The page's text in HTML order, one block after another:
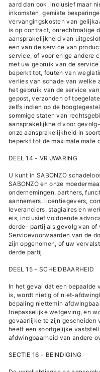
aard dan ook, inclusief maar
inkomsten, gemiste
vervangingskosten van
is op contract, onrechtmatige
aansprakelijkheid van
een van de service van
service, of voor enige andere
met uw gebruik van de
beperkt tot, fouten van
verlies van schade van welke
het gebruik van de service
gepost, verzonden of
zelfs indien op de
sommige staten van
aansprakelijkheid voor
onze aansprakelijkheid in
beperkt tot de maximale mate
DEEL 14 - VRIJWARING
U kunt in SABONZO
SABONZO en onze
ondernemingen, partners,
aannemers, licentiegevers,
leveranciers, stagiaires en
eis, inclusief voldoende
derde- partij als gevolg van of
Servicevoorwaarden van de
zijn opgenomen, of uw
derde partij.
DEEL 15 - SCHEIDBAARHEID
In het geval dat een bepaalde
is, wordt nietig of niet-
bepaling niettemin
toepasselijke wetgeving, en
gevaarlijke te zijn gescheiden
heeft een soortgelijke
afdwingbaarheid van andere
SECTIE 16 - BEINDIGING